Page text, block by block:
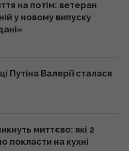
картку стає викликом:
вводять банки
українські БпЛА
- литовська
на потім: ветеран
у новому випуску
Путіна Валерії сталася
миттєво: які 2
покласти на кухні